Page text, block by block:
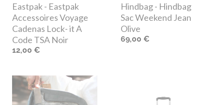
Eastpak - Eastpak
Accessoires Voyage
Cadenas Lock- it A
Code TSA Noir
12,00 €
Hindbag- Hindbag
Sac Weekend Jean
Olive
69,00 €